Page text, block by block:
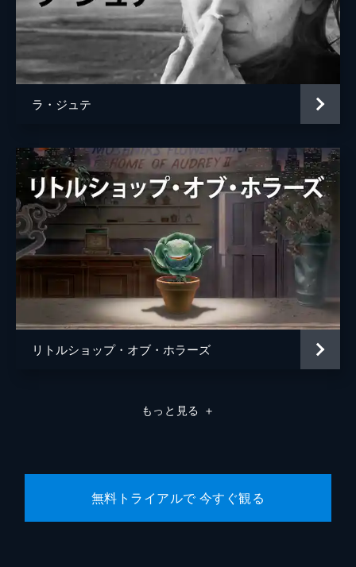
ラ・ジュテ
リトルショップ・オブ・ホラーズ
もっと見る ＋
無料トライアルで 今すぐ観る